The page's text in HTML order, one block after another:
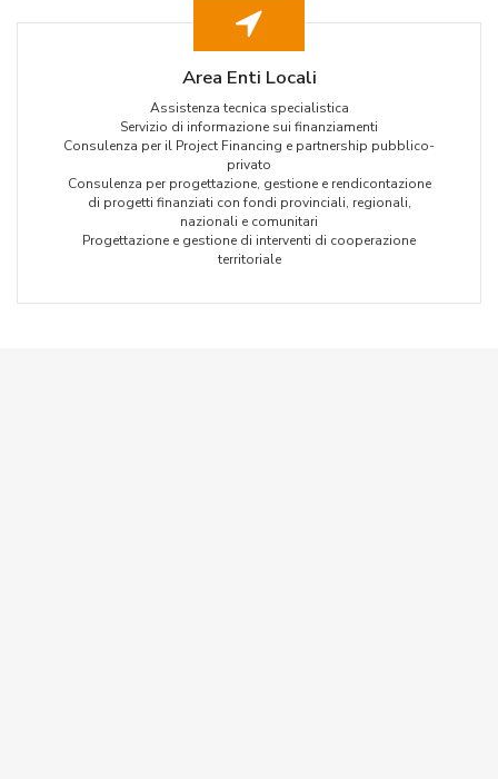
Area Enti Locali
Assistenza tecnica specialistica
Servizio di informazione sui finanziamenti
Consulenza per il Project Financing e partnership pubblico-
privato
Consulenza per progettazione, gestione e rendicontazione
di progetti finanziati con fondi provinciali, regionali,
nazionali e comunitari
Progettazione e gestione di interventi di cooperazione
territoriale